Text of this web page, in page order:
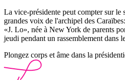
La vice-présidente peut compter sur le
grandes voix de l'archipel des
«J. Lo», née à New York de parents
jeudi pendant un rassemblement dans
Plongez corps et âme dans la